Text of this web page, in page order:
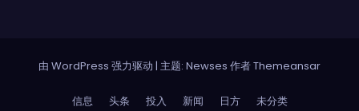
由 WordPress 强力驱动 | 主题: Newses 作者Themeansar
信息 头条 投入 新闻 日方 未分类